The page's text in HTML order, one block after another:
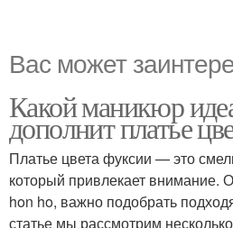
Вас может
Какой маникюр
дополнит платье
Платье цвета фуксии — это
который привлекает внимание.
hon ho, важно подобрать
статье мы рассмотрим